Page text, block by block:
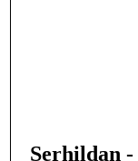
Serhildan -